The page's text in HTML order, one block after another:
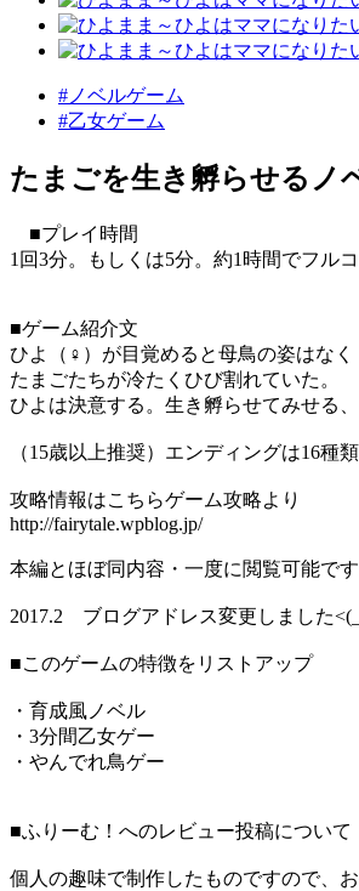
#ノベルゲーム
#乙女ゲーム
たまごを生き孵らせるノ
■プレイ時間
1回3分。もしくは5分。約1時間でフルコ
■ゲーム紹介文
ひよ（♀）が目覚めると母鳥の姿はなく
たまごたちが冷たくひび割れていた。
ひよは決意する。生き孵らせてみせる、
（15歳以上推奨）エンディングは16種類
攻略情報はこちらゲーム攻略より
http://fairytale.wpblog.jp/
本編とほぼ同内容・一度に閲覧可能です
2017.2 ブログアドレス変更しました
■このゲームの特徴をリストアップ
・育成風ノベル
・3分間乙女ゲー
・やんでれ鳥ゲー
■ふりーむ！へのレビュー投稿について
個人の趣味で制作したものですので、